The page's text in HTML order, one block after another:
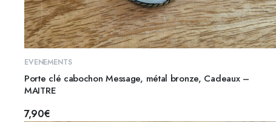
EVENEMENTS
Porte clé cabochon Message, métal bronze, Cadeaux –
MAITRE
7,90€